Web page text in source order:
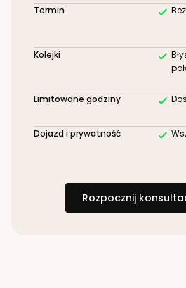
Termin
Kolejki
Limitowane godziny
Dojazd i prywatność
Rozpocznij